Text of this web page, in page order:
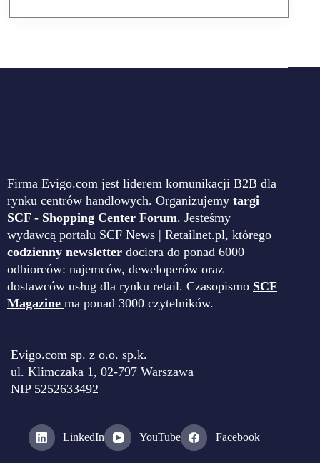
Firma Evigo.com jest liderem komunikacji B2B dla
rynku centrów handlowych. Organizujemy targi
SCF - Shopping Center Forum. Jesteśmy
wydawcą portalu SCF News | Retailnet.pl, którego
codzienny newsletter dociera do ponad 6000
odbiorców: najemców, deweloperów oraz
dostawców usług dla rynku retail. Czasopismo SCF
Magazine ma ponad 3000 czytelników.
Evigo.com sp. z o.o. sp.k.
ul. Klimczaka 1, 02-797 Warszawa
NIP 5252633492
LinkedIn YouTube Facebook